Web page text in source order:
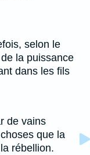
selon le
la puissance
dans les fils
de vains
que la
rébellion.